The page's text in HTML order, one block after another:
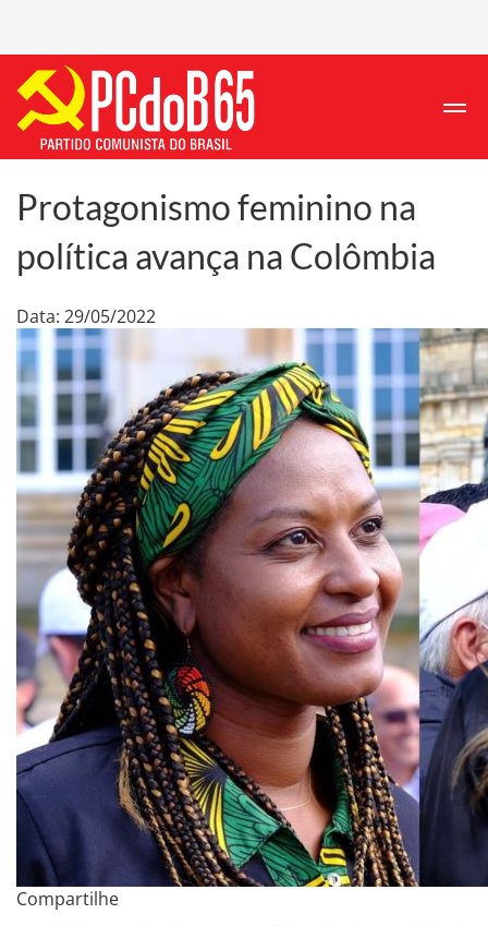
Protagonismo feminino na
política avança na Colômbia
Data: 29/05/2022
Compartilhe